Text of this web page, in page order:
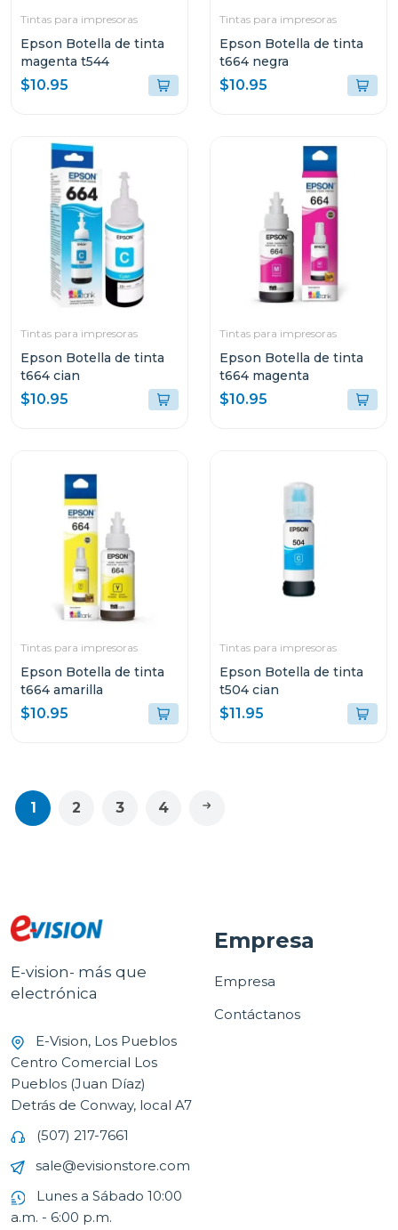
Tintas para impresoras
Epson Botella de tinta
magenta t544
$10.95
Tintas para impresoras
Epson Botella de tinta
t664 negra
$10.95
Tintas para impresoras
Epson Botella de tinta
t664 cian
$10.95
Tintas para impresoras
Epson Botella de tinta
t664 magenta
$10.95
Tintas para impresoras
Epson Botella de tinta
t664 amarilla
$10.95
Tintas para impresoras
Epson Botella de tinta
t504 cian
$11.95
1 2 3 4
E-vision- más que
electrónica
E-Vision, Los Pueblos
Centro Comercial Los
Pueblos (Juan Díaz)
Detrás de Conway, local A7
(507) 217-7661
sale@evisionstore.com
Lunes a Sábado 10:00
a.m. - 6:00 p.m.
Empresa
Empresa
Contáctanos